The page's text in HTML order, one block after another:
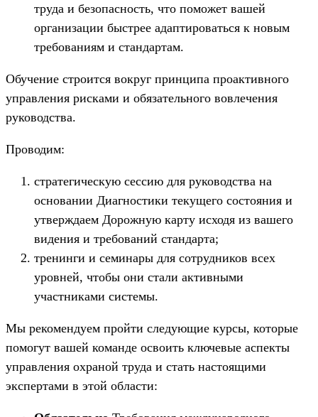
труда и безопасность, что поможет вашей
организации быстрее адаптироваться к новым
требованиям и стандартам.
Обучение строится вокруг принципа проактивного
управления рисками и обязательного вовлечения
руководства.
Проводим:
стратегическую сессию для руководства на
основании Диагностики текущего состояния и
утверждаем Дорожную карту исходя из вашего
видения и требований стандарта;
тренинги и семинары для сотрудников всех
уровней, чтобы они стали активными
участниками системы.
Мы рекомендуем пройти следующие курсы, которые
помогут вашей команде освоить ключевые аспекты
управления охраной труда и стать настоящими
экспертами в этой области: